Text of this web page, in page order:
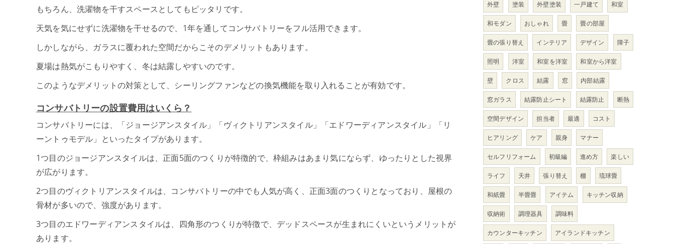
もちろん、洗濯物を干すスペースとしてもピッタリです。
天気を気にせずに洗濯物を干せるので、1年を通してコンサバトリーをフル活用できます。
しかしながら、ガラスに覆われた空間だからこそのデメリットもあります。
夏場は熱気がこもりやすく、冬は結露しやすいのです。
このようなデメリットの対策として、シーリングファンなどの換気機能を取り入れることが有効です。
コンサバトリーの設置費用はいくら？
コンサバトリーには、「ジョージアンスタイル」「ヴィクトリアンスタイル」「エドワーディアンスタイル」「リ
ーントゥモデル」といったタイプがあります。
1つ目のジョージアンスタイルは、正面5面のつくりが特徴的で、枠組みはあまり気にならず、ゆったりとした視界
が広がります。
2つ目のヴィクトリアンスタイルは、コンサバトリーの中でも人気が高く、正面3面のつくりとなっており、屋根の
骨材が多いので、強度があります。
3つ目のエドワーディアンスタイルは、四角形のつくりが特徴で、デッドスペースが生まれにくいというメリットが
あります。
外壁 塗装 外壁塗装 一戸建て 和室
和モダン おしゃれ 畳 畳の部屋
畳の張り替え インテリア デザイン 障子
照明 洋室 和室を洋室 和室から洋室
壁 クロス 結露 窓 内部結露
窓ガラス 結露防止シート 結露防止 断熱
空間デザイン 担当者 最適 コスト
ヒアリング ケア 親身 マナー
セルフリフォーム 初級編 進め方 楽しい
ライフ 天井 張り替え 棚 琉球畳
和紙畳 半畳畳 アイテム キッチン収納
収納術 調理器具 調味料
カウンターキッチン アイランドキッチン